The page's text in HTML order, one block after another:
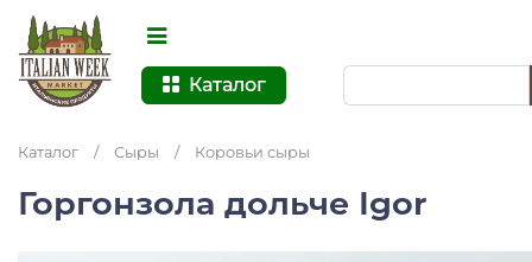
Каталог
Каталог / Сыры / Коровьи сыры
Горгонзола дольче Igor